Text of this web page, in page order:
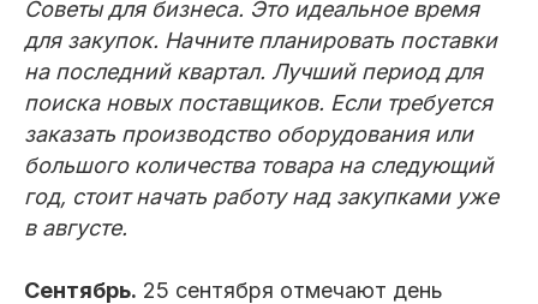
Советы для бизнеса. Это идеальное время
для закупок. Начните планировать поставки
на последний квартал. Лучший период для
поиска новых поставщиков. Если требуется
заказать производство оборудования или
большого количества товара на следующий
год, стоит начать работу над закупками уже
в августе.
Сентябрь. 25 сентября отмечают день